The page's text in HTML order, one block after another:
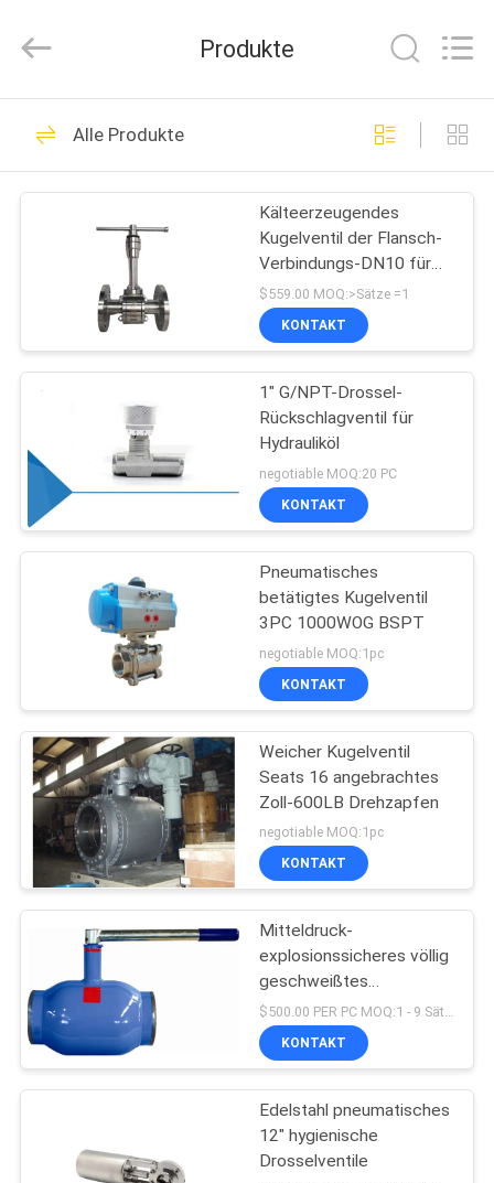
STARTSEITE
PRODUKTE
UNS
TOUR
QUALITÄTSKONTROLLE
KONTAKT
REFERENZEN
SITEMAP
DATENSCHUTZERKLÄRUNG
Management
Services
Rights
Drehzapfen
angebrachtes
Kugelventil
10
Pneumatisches
betätigtes
Kugelventil
10
Flansch-Enden-
Kugelventil
Weiches
Sitzkugelventil
Völlig geschweißtes
Kugelventil
10
Produkte
Alle Produkte
Kälteerzeugendes
Kugelventil der Flansch-
Verbindungs-DN10 für
LAr2
$559.00 MOQ:>Sätze =1
KONTAKT
1" G/NPT-Drossel-
Rückschlagventil für
Hydrauliköl
negotiable MOQ:20 PC
KONTAKT
Pneumatisches
betätigtes Kugelventil
3PC 1000WOG BSPT
negotiable MOQ:1pc
KONTAKT
Weicher Kugelventil
Seats 16 angebrachtes
Zoll-600LB Drehzapfen
negotiable MOQ:1pc
KONTAKT
Mitteldruck-
explosionssicheres völlig
geschweißtes
Kugelventil API 598
$500.00 PER PC MOQ:1 - 9 Sätze
KONTAKT
Edelstahl pneumatisches
12" hygienische
Drosselventile